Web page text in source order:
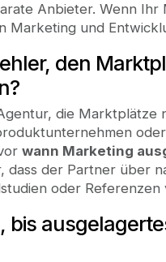
Anbieter. Wenn
Marketing und
den
die
wann Marketing
dass der Partner über
oder
bis